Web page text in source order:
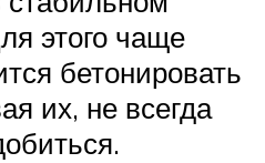
этого чаще
бетонировать
их, не всегда